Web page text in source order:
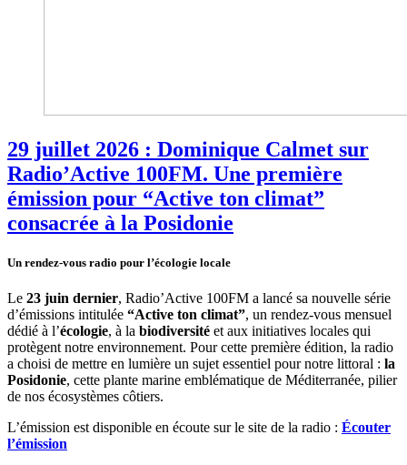
29 juillet 2026 : Dominique Calmet sur
Radio’Active 100FM. Une première
émission pour “Active ton climat”
consacrée à la Posidonie
Un rendez-vous radio pour l’écologie locale
Le 23 juin dernier, Radio’Active 100FM a lancé sa nouvelle série
d’émissions intitulée “Active ton climat”, un rendez-vous mensuel
dédié à l’écologie, à la biodiversité et aux initiatives locales qui
protègent notre environnement. Pour cette première édition, la radio
a choisi de mettre en lumière un sujet essentiel pour notre littoral : la
Posidonie, cette plante marine emblématique de Méditerranée, pilier
de nos écosystèmes côtiers.
L’émission est disponible en écoute sur le site de la radio : Écouter
l’émission